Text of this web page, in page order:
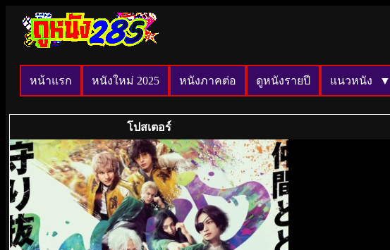
หน้าแรก หนังใหม่ 2025 หนังภาคต่อ ดูหนังรายปี แนวหนัง
โปสเตอร์